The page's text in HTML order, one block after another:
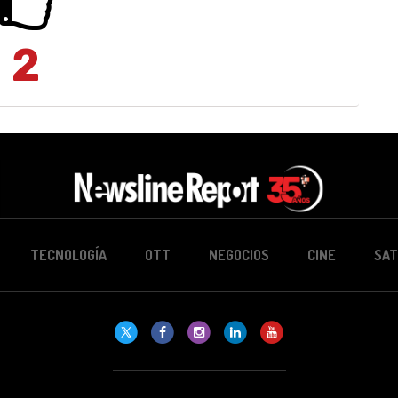
2
TECNOLOGÍA OTT NEGOCIOS CINE